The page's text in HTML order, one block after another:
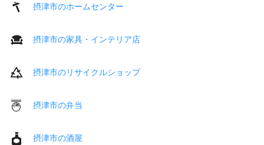
摂津市のホームセンター
摂津市の家具・インテリア店
摂津市のリサイクルショップ
摂津市の弁当
摂津市の酒屋